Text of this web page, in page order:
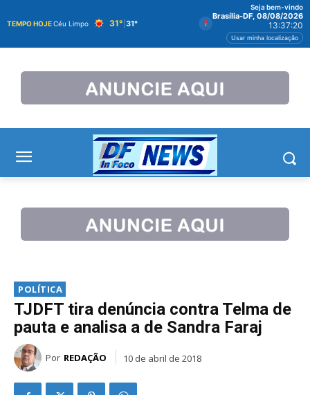
TEMPO HOJECéu Limpo 31° 31°
Seja bem-vindo
Brasília-DF, 08/08/2026
13:37:21
Usar minha localização
POLÍTICA
TJDFT tira denúncia contra Telma de
pauta e analisa a de Sandra Faraj
Por REDAÇÃO 10 de abril de 2018